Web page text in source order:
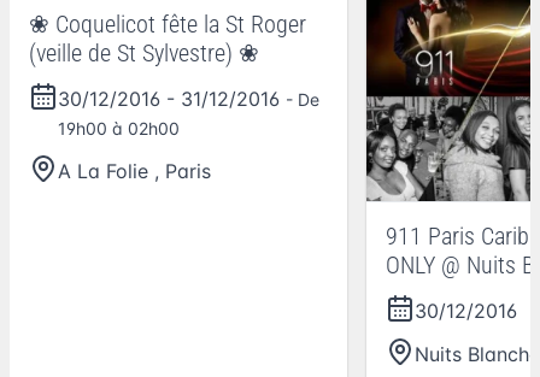
❀ Coquelicot fête la St Roger
(veille de St Sylvestre) ❀
30/12/2016 - 31/12/2016 - De
19h00 à 02h00
A La Folie , Paris
911 Paris
ONLY @ Nuits
(Les)
30/12/2016
Nuits